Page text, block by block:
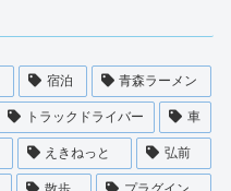
宿泊 青森ラーメン
トラックドライバー 車
えきねっと 弘前